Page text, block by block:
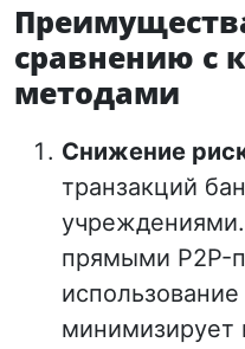
сравнению с
методами
Снижение
транзакций
прямыми P2P-
минимизирует